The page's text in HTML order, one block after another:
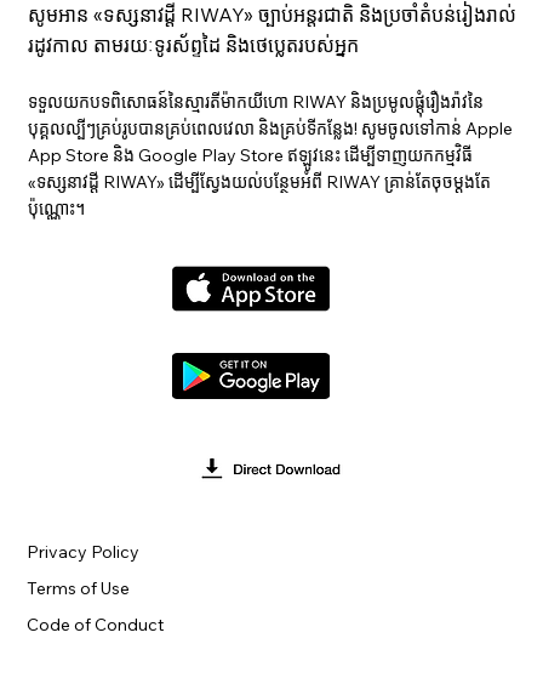
សូមអាន «ទស្សនាវ​ដ្ដី RIWAY» ច្បាប់អន្តរជាតិ និងប្រចាំតំបន់រៀងរាល់
រដូវកាល តាមរយៈទូរស័ព្ទដៃ និងថេប្លេតរបស់អ្នក
ទទួលយកបទពិសោធន៍នៃស្មារតីម៉ាកយីហោ RIWAY និងប្រមូលផ្តុំរឿងរ៉ាវនៃ
បុគ្គលល្បីៗគ្រប់រូបបានគ្រប់ពេលវេលា និងគ្រប់ទីកន្លែង! សូមចូលទៅកាន់ Apple
App Store និង Google Play Store ឥឡូវនេះ ដើម្បីទាញយកកម្មវិធី
«ទស្សនាវ​ដ្ដី RIWAY» ដើម្បីស្វែងយល់បន្ថែមអំពី RIWAY គ្រាន់តែចុចម្តងតែ
ប៉ុណ្ណោះ។
Terms of Use
Privacy Policy
Code of Conduct